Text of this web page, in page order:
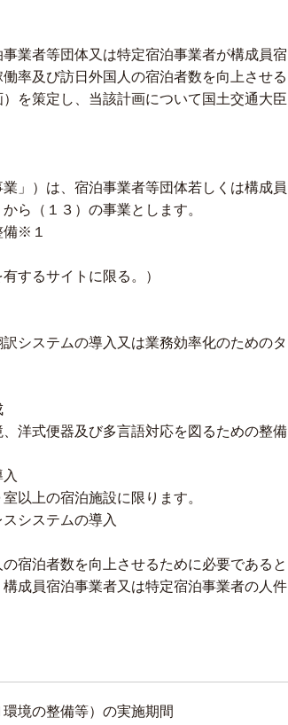
業者等団体又は特定宿泊事業者が構成員宿
率及び訪日外国人の宿泊者数を向上させる
を策定し、当該計画について国土交通大臣
」）は、宿泊事業者等団体若しくは構成員
ら（１３）の事業とします。
備※１
するサイトに限る。）
システムの導入又は業務効率化のためのタ
洋式便器及び多言語対応を図るための整備
以上の宿泊施設に限ります。
システムの導入
宿泊者数を向上させるために必要であると
成員宿泊事業者又は特定宿泊事業者の人件
境の整備等）の実施期間